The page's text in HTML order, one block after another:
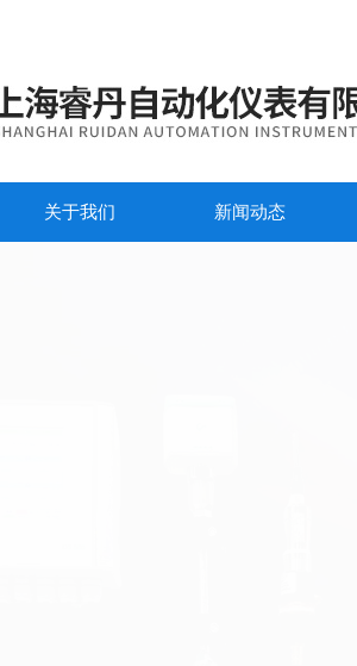
关于我们 新闻动态